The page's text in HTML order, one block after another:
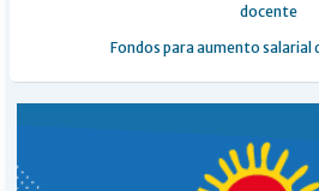
docente
Fondos para aumento salarial